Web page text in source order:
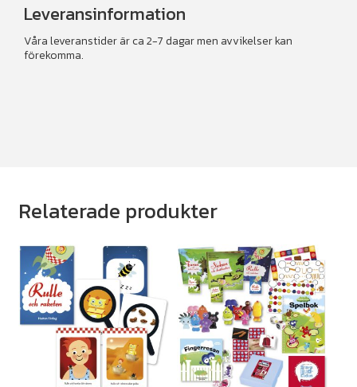
Leveransinformation
Våra leveranstider är ca 2-7 dagar men avvikelser kan
förekomma.
Relaterade produkter